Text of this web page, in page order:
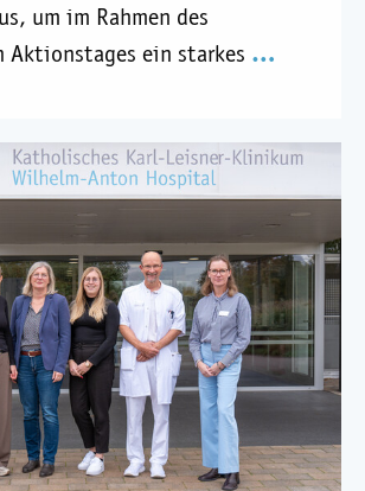
um im Rahmen des
Aktionstages ein starkes …